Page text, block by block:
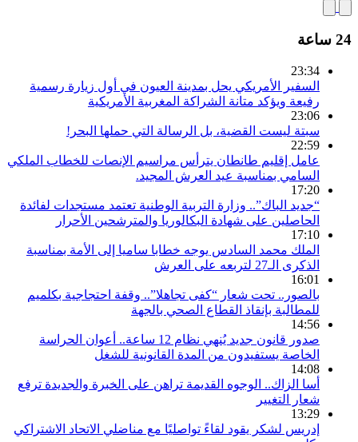
24 ساعة
23:34
السفير الأمريكي يحل بمدينة العيون في أول زيارة رسمية
رفيعة ويؤكد متانة الشراكة المغربية الأمريكية
23:06
سبتة ليست القضية، بل الرسالة التي حملها البحر!
22:59
عامل إقليم طانطان يترأس مراسيم الإنصات للخطاب الملكي
السامي بمناسبة عيد العرش المجيد.
17:20
“جديد الباك”.. وزارة التربية الوطنية تعتمد مستجدات لفائدة
الحاصلين على شهادة البكالوريا والمترشحين الأحرار
17:10
الملك محمد السادس يوجه خطابا ساميا إلى الأمة بمناسبة
الذكرى الـ27 لتربعه على العرش
16:01
بالصور.. تحت شعار “كفى تجاهلا”.. وقفة احتجاجية بكلميم
للمطالبة بإنقاذ القطاع الصحي بالجهة
14:56
صدور قانون جديد يُنهي نظام 12 ساعة.. أعوان الحراسة
الخاصة يستفيدون من المدة القانونية للشغل
14:08
أسا الزاك.. الوجوه القديمة تراهن على الخبرة والجديدة ترفع
شعار التغيير
13:29
إدريس لشكر يقود لقاءً تواصليًا مع مناضلي الاتحاد الاشتراكي